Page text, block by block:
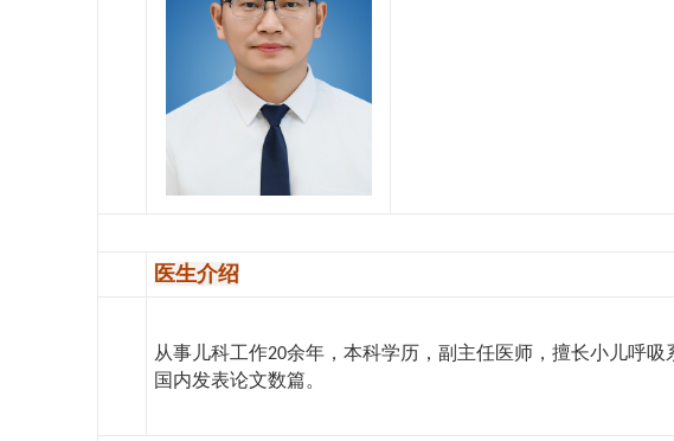
医生介绍
从事儿科工作20余年，本科学历，副主任医师，擅长小儿呼吸
国内发表论文数篇。